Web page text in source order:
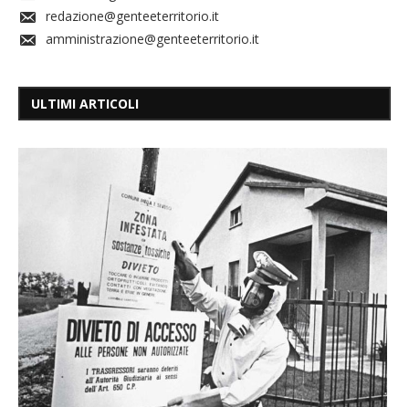
redazione@genteeterritorio.it
amministrazione@genteeterritorio.it
ULTIMI ARTICOLI